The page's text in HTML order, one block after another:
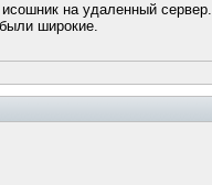
на удаленный сервер.
широкие.